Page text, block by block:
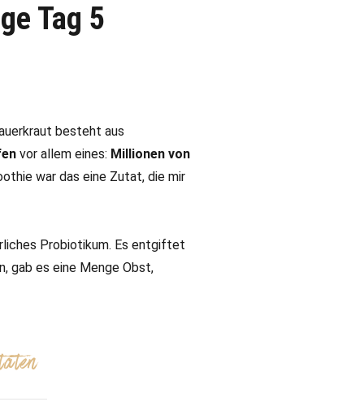
Tag 5
besteht aus
vor allem eines: Millionen von
war das eine Zutat, die mir
Probiotikum. Es entgiftet
gab es eine Menge Obst,